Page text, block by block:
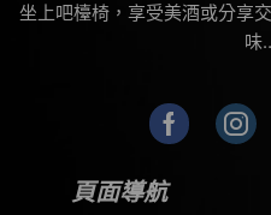
坐上吧檯椅，享受美酒或分享
味
頁面導航